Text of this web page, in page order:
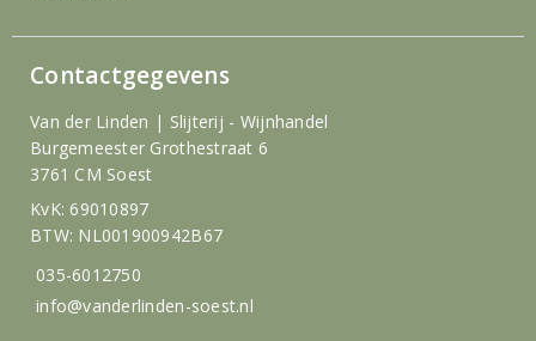
Contactgegevens
Van der Linden | Slijterij - Wijnhandel
Burgemeester Grothestraat 6
3761 CM Soest
KvK: 69010897
BTW: NL001900942B67
035-6012750
info@vanderlinden-soest.nl